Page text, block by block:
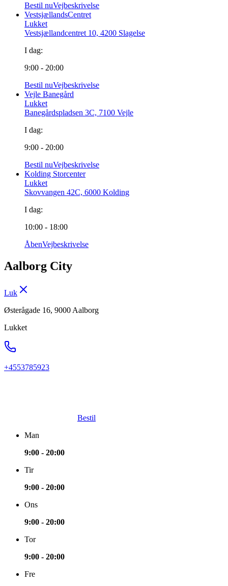
Bestil nuVejbeskrivelse
VestsjællandsCentret
Lukket
Vestsjællandcentret 10, 4200 Slagelse
I dag:
9:00 - 20:00
Bestil nuVejbeskrivelse
Vejle Banegård
Lukket
Banegårdspladsen 3C, 7100 Vejle
I dag:
9:00 - 20:00
Bestil nuVejbeskrivelse
Kolding Storcenter
Lukket
Skovvangen 42C, 6000 Kolding
I dag:
10:00 - 18:00
ÅbenVejbeskrivelse
Aalborg City
Luk
Østerågade 16, 9000 Aalborg
Lukket
+4553785923
Bestil
Man
9:00 - 20:00
Tir
9:00 - 20:00
Ons
9:00 - 20:00
Tor
9:00 - 20:00
Fre